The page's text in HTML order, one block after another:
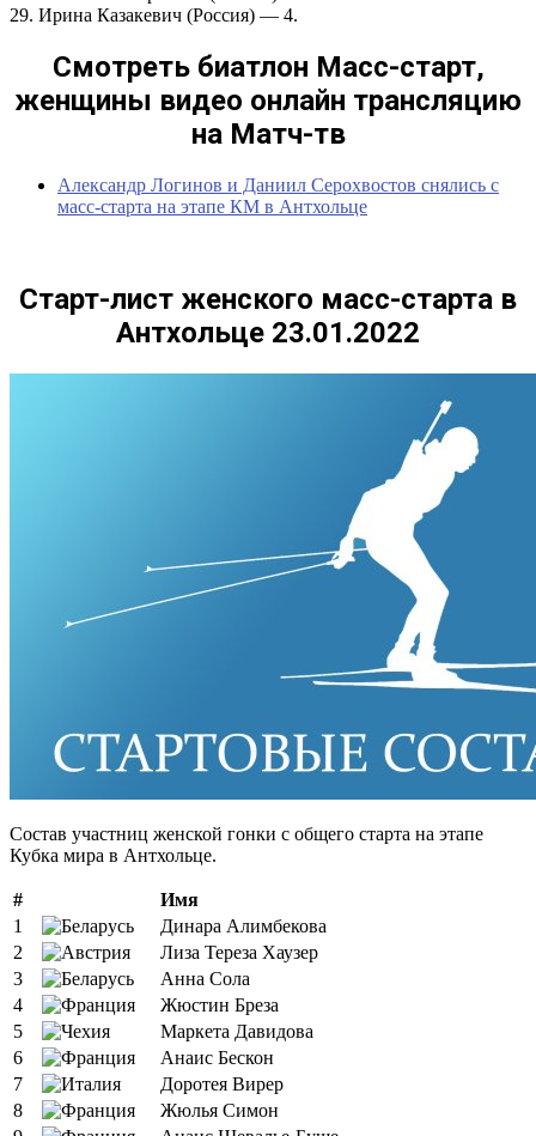
29. Ирина Казакевич (Россия) — 4.
Смотреть биатлон Масс-старт,
женщины видео онлайн трансляцию
на Матч-тв
Александр Логинов и Даниил Серохвостов снялись с
масс-старта на этапе КМ в Антхольце
Старт-лист женского масс-старта в
Антхольце 23.01.2022
Состав участниц женской гонки с общего старта на этапе
Кубка мира в Антхольце.
#
Имя
1
Динара Алимбекова
2
Лиза Тереза Хаузер
3
Анна Сола
4
Жюстин Бреза
5
Маркета Давидова
6
Анаис Бескон
7
Доротея Вирер
8
Жюлья Симон